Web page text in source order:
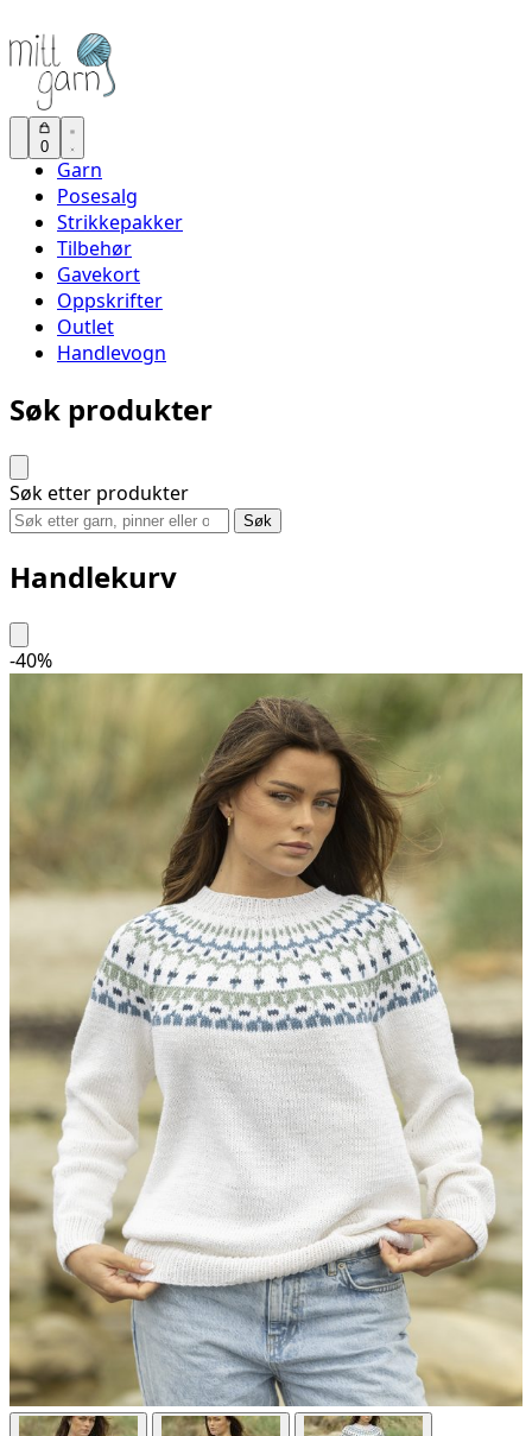
0
Garn
Posesalg
Strikkepakker
Tilbehør
Gavekort
Oppskrifter
Outlet
Handlevogn
Søk produkter
Søk etter produkter
Søk
Handlekurv
-40%